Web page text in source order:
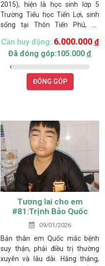
2015), hiện là học sinh lớp 5
Trường Tiểu học Tiến Lợi, sinh
sống tại Thôn Tiến Phú, xã
Em là một học sinh năng động,
vui vẻ và hòa đồng, được thầy cô
và bạn bè yêu mến. Kết quả học
tập của em ở mức trung bình
khá, trong đó em yêu thích môn
đá bóng cùng bạn bè và phụ
giúp gia đình chăm sóc bò, nuôi
gà, giặt giũ.
Cần huy động: 6.000.000 đ
Đã đóng góp:105.000 đ
ĐÓNG GÓP
Tương lai cho em
#81:Trịnh Bảo Quốc
09/01/2026
Bản thân em Quốc mắc bệnh
suy thận, phải điều trị thường
xuyên và lâu dài. Hằng tháng,